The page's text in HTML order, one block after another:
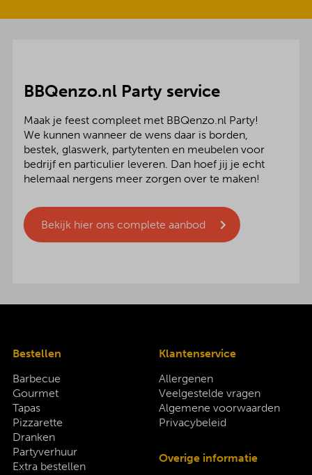
BBQenzo.nl Party service
Maak je feest compleet met BBQenzo.nl Party!
We kunnen wanneer de wens daar is borden,
bestek, glaswerk, partytenten en meubelen voor
bedrijf en particulier leveren. Dan hoef jij je echt
helemaal nergens meer zorgen over te maken!
Bekijk hier ons complete aanbod
Bestellen
Barbecue
Gourmet
Tapas
Pizzarette
Dranken
Partyverhuur
Extra bestellen
Klantenservice
Allergenen
Veelgestelde vragen
Algemene voorwaarden
Privacybeleid
Overige informatie